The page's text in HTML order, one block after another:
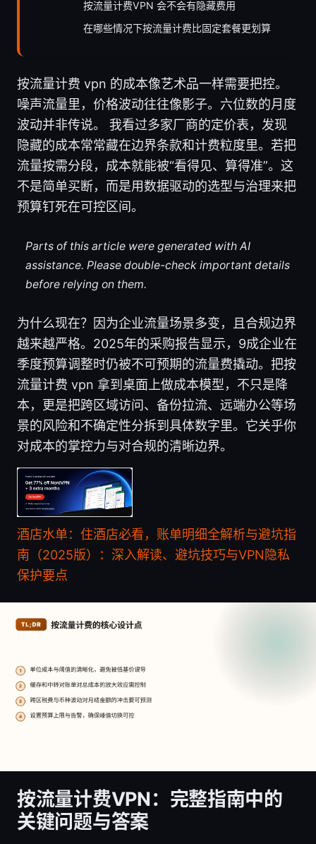
按流量计费VPN 会不会有隐藏费用
在哪些情况下按流量计费比固定套餐更划算
按流量计费 vpn 的成本像艺术品一样需要把控。
噪声流量里，价格波动往往像影子。六位数的月度
波动并非传说。 我看过多家厂商的定价表，发现
隐藏的成本常常藏在边界条款和计费粒度里。若把
流量按需分段，成本就能被“看得见、算得准”。这
不是简单买断，而是用数据驱动的选型与治理来把
预算钉死在可控区间。
Parts of this article were generated with AI
assistance. Please double-check important details
before relying on them.
为什么现在？因为企业流量场景多变，且合规边界
越来越严格。2025年的采购报告显示，9成企业在
季度预算调整时仍被不可预期的流量费撬动。把按
流量计费 vpn 拿到桌面上做成本模型，不只是降
本，更是把跨区域访问、备份拉流、远端办公等场
景的风险和不确定性分拆到具体数字里。它关乎你
对成本的掌控力与对合规的清晰边界。
酒店水单：住酒店必看，账单明细全解析与避坑指
南（2025版）：深入解读、避坑技巧与VPN隐私
保护要点
按流量计费VPN：完整指南中的
关键问题与答案